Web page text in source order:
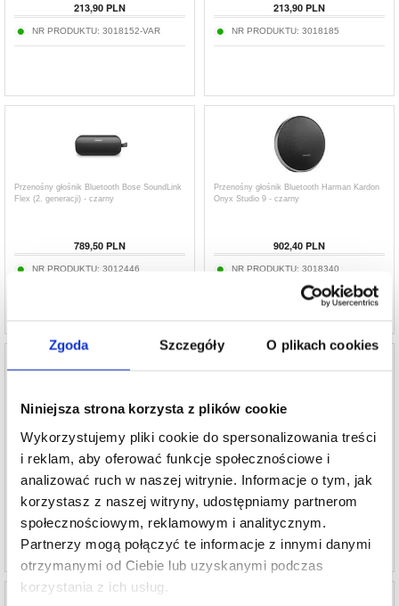
Zgoda Szczegóły O plikach cookies
Niniejsza strona korzysta z plików cookie
Wykorzystujemy pliki cookie do spersonalizowania treści
i reklam, aby oferować funkcje społecznościowe i
analizować ruch w naszej witrynie. Informacje o tym, jak
korzystasz z naszej witryny, udostępniamy partnerom
społecznościowym, reklamowym i analitycznym.
Partnerzy mogą połączyć te informacje z innymi danymi
otrzymanymi od Ciebie lub uzyskanymi podczas
korzystania z ich usług.
213,90 PLN
NR PRODUKTU: 3018152-VAR
213,90 PLN
NR PRODUKTU: 3018185
Przenośny głośnik Bluetooth Bose SoundLink
Flex (2. generacji) - czarny
789,50 PLN
NR PRODUKTU: 3012446
Przenośny głośnik Bluetooth Harman Kardon
Onyx Studio 9 - czarny
902,40 PLN
NR PRODUKTU: 3018340
z magnetycznym klipsem – czarny
191,30
140,50PLN
NR PRODUKTU: 3017273
Pro - 30W
388,80PLN
NR PRODUKTU:3011744-VAR